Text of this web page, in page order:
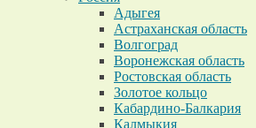
Адыгея
Астраханская область
Волгоград
Воронежская область
Ростовская область
Золотое кольцо
Кабардино-Балкария
Калмыкия